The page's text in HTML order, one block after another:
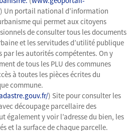
) Un portail national d’information
qui permet aux citoyens
de consulter tous les documents
et les servitudes d’utilité publique
par les autorités compétentes. On y
de tous les PLU des communes
à toutes les pièces écrites du
commune.
) Site pour consulter les
découpage parcellaire des
également y voir l’adresse du bien, les
et la surface de chaque parcelle.